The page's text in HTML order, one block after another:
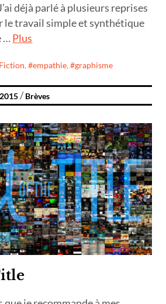
déjà parlé à plusieurs reprises
le travail simple et synthétique
…Plus
, empathie, graphisme
Brèves